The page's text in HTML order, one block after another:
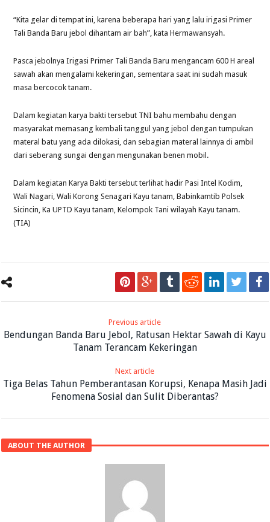
“Kita gelar di tempat ini, karena beberapa hari yang lalu irigasi Primer
Tali Banda Baru jebol dihantam air bah”, kata Hermawansyah.
Pasca jebolnya Irigasi Primer Tali Banda Baru mengancam 600 H areal
sawah akan mengalami kekeringan, sementara saat ini sudah masuk
masa bercocok tanam.
Dalam kegiatan karya bakti tersebut TNI bahu membahu dengan
masyarakat memasang kembali tanggul yang jebol dengan tumpukan
materal batu yang ada dilokasi, dan sebagian materal lainnya di ambil
dari seberang sungai dengan mengunakan benen mobil.
Dalam kegiatan Karya Bakti tersebut terlihat hadir Pasi Intel Kodim,
Wali Nagari, Wali Korong Senagari Kayu tanam, Babinkamtib Polsek
Sicincin, Ka UPTD Kayu tanam, Kelompok Tani wilayah Kayu tanam.
(TIA)
Previous article
Bendungan Banda Baru Jebol, Ratusan Hektar Sawah di Kayu
Tanam Terancam Kekeringan
Next article
Tiga Belas Tahun Pemberantasan Korupsi, Kenapa Masih Jadi
Fenomena Sosial dan Sulit Diberantas?
ABOUT THE AUTHOR